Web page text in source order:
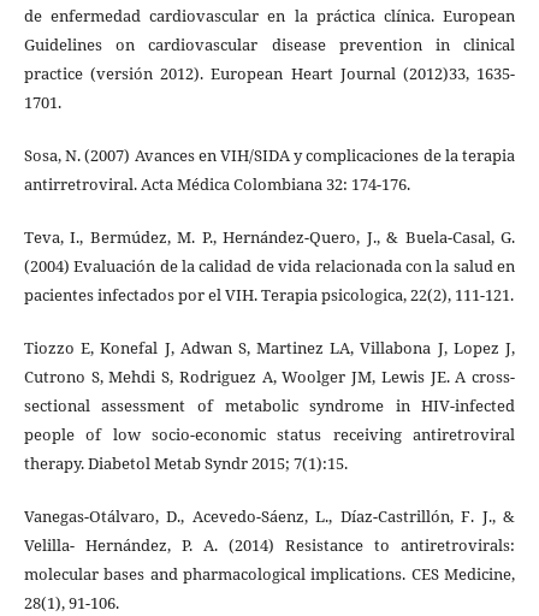
de enfermedad cardiovascular en la práctica clínica. European
Guidelines on cardiovascular disease prevention in clinical
practice (versión 2012). European Heart Journal (2012)33, 1635-
1701.
Sosa, N. (2007) Avances en VIH/SIDA y complicaciones de la terapia
antirretroviral. Acta Médica Colombiana 32: 174-176.
Teva, I., Bermúdez, M. P., Hernández-Quero, J., & Buela-Casal, G.
(2004) Evaluación de la calidad de vida relacionada con la salud en
pacientes infectados por el VIH. Terapia psicologica, 22(2), 111-121.
Tiozzo E, Konefal J, Adwan S, Martinez LA, Villabona J, Lopez J,
Cutrono S, Mehdi S, Rodriguez A, Woolger JM, Lewis JE. A cross-
sectional assessment of metabolic syndrome in HIV-infected
people of low socio-economic status receiving antiretroviral
therapy. Diabetol Metab Syndr 2015; 7(1):15.
Vanegas-Otálvaro, D., Acevedo-Sáenz, L., Díaz-Castrillón, F. J., &
Velilla- Hernández, P. A. (2014) Resistance to antiretrovirals:
molecular bases and pharmacological implications. CES Medicine,
28(1), 91-106.